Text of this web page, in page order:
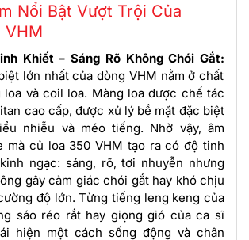
Nổi Bật Vượt Trội Của
VHM
Khiết – Sáng Rõ Không Chói Gắt:
lớn nhất của dòng VHM nằm ở chất
loa và coil loa. Màng loa được chế tác
cao cấp, được xử lý bề mặt đặc biệt
nhiễu và méo tiếng. Nhờ vậy, âm
mà củ loa 350 VHM tạo ra có độ tinh
ngạc: sáng, rõ, tơi nhuyễn nhưng
gây cảm giác chói gắt hay khó chịu
độ lớn. Từng tiếng leng keng của
sáo réo rắt hay giọng gió của ca sĩ
hiện một cách sống động và chân